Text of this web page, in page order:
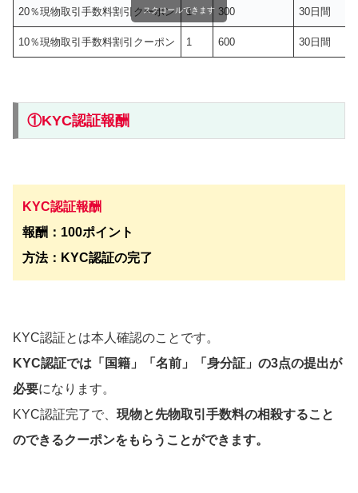
20％現物取引手数料割引クーポン 1 300 30日間
10％現物取引手数料割引クーポン 1 600 30日間
スクロールできます
①KYC認証報酬
KYC認証報酬
報酬：100ポイント
方法：KYC認証の完了
KYC認証とは本人確認のことです。
KYC認証では「国籍」「名前」「身分証」の3点の提出が
必要になります。
KYC認証完了で、 現物と先物取引手数料の相殺すること
のできるクーポンをもらうことができます。